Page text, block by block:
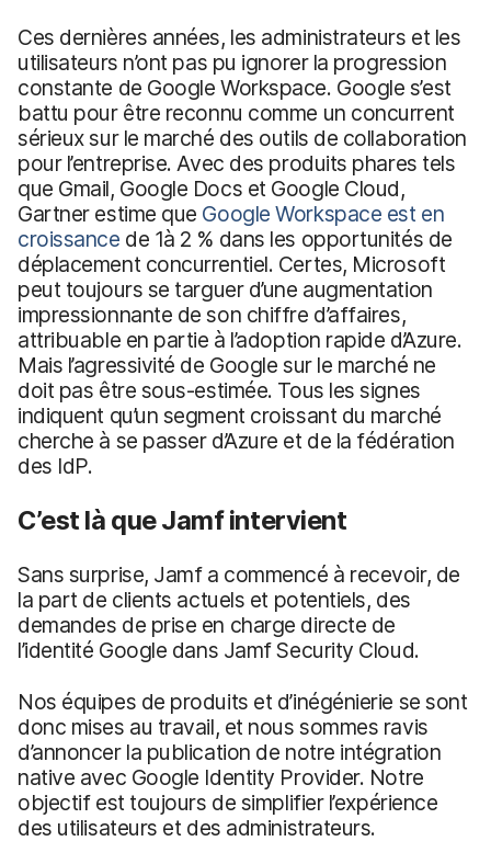
Ces dernières années, les administrateurs et les
utilisateurs n’ont pas pu ignorer la progression
constante de Google Workspace. Google s’est
battu pour être reconnu comme un concurrent
sérieux sur le marché des outils de collaboration
pour l’entreprise. Avec des produits phares tels
que Gmail, Google Docs et Google Cloud,
Gartner estime que Google Workspace est en
croissance de 1à 2 % dans les opportunités de
déplacement concurrentiel. Certes, Microsoft
peut toujours se targuer d’une augmentation
impressionnante de son chiffre d’affaires,
attribuable en partie à l’adoption rapide d’Azure.
Mais l’agressivité de Google sur le marché ne
doit pas être sous-estimée. Tous les signes
indiquent qu’un segment croissant du marché
cherche à se passer d’Azure et de la fédération
des IdP.
C’est là que Jamf intervient
Sans surprise, Jamf a commencé à recevoir, de
la part de clients actuels et potentiels, des
demandes de prise en charge directe de
l’identité Google dans Jamf Security Cloud.
Nos équipes de produits et d’inégénierie se sont
donc mises au travail, et nous sommes ravis
d’annoncer la publication de notre intégration
native avec Google Identity Provider. Notre
objectif est toujours de simplifier l’expérience
des utilisateurs et des administrateurs.